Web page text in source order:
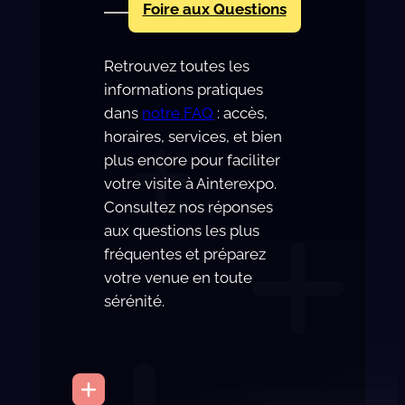
Foire aux Questions
Retrouvez toutes les
informations pratiques
dans notre FAQ : accès,
horaires, services, et bien
plus encore pour faciliter
votre visite à Ainterexpo.
Consultez nos réponses
aux questions les plus
fréquentes et préparez
votre venue en toute
sérénité.